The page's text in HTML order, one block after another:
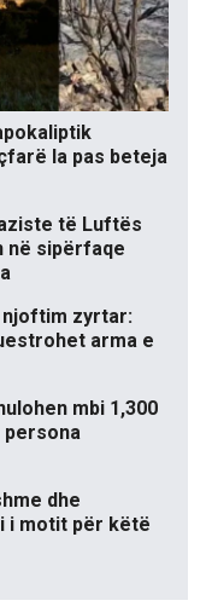
la pas beteja
të Luftës
në sipërfaqe
njoftim zyrtar:
arma e
mbi 1,300
persona
dhe
i motit për këtë